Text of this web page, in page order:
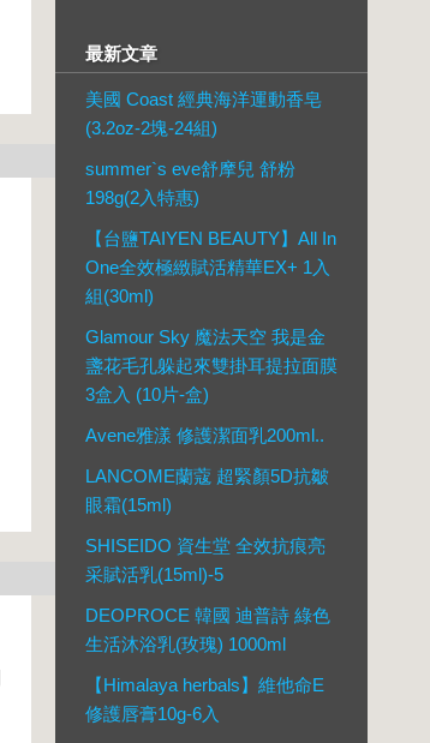
最新文章
美國 Coast 經典海洋運動香皂
(3.2oz-2塊-24組)
summer`s eve舒摩兒 舒粉
198g(2入特惠)
【台鹽TAIYEN BEAUTY】All In
One全效極緻賦活精華EX+ 1入
組(30ml)
Glamour Sky 魔法天空 我是金
盞花毛孔躲起來雙掛耳提拉面膜
3盒入 (10片-盒)
Avene雅漾 修護潔面乳200ml..
LANCOME蘭蔻 超緊顏5D抗皺
眼霜(15ml)
SHISEIDO 資生堂 全效抗痕亮
采賦活乳(15ml)-5
DEOPROCE 韓國 迪普詩 綠色
生活沐浴乳(玫瑰) 1000ml
【Himalaya herbals】維他命E
修護唇膏10g-6入